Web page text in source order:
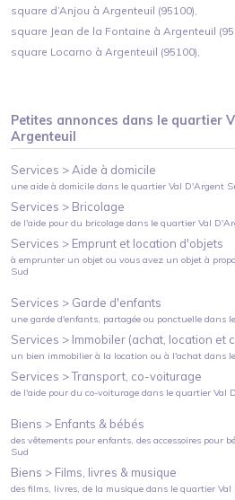
square d’Anjou à Argenteuil (95100),
square Jean de la Fontaine à Argenteuil
square Locarno à Argenteuil (95100),
Petites annonces dans le quartier
Argenteuil
Services > Aide à domicile
une aide à domicile dans le quartierVal D'Argent
Services > Bricolage
de l'aide pour du bricolage dans le quartierVal
Services > Emprunt et location d'objets
à emprunter un objet ou vous avez un objet à
Sud
Services > Garde d'enfants
une garde d'enfants, partagée ou ponctuelle dans
Services > Immobiler (achat, location et
un bien immobilier à la location ou à l'achat dans
Services >Transport, co-voiturage
de l'aide pour du co-voiturage dans le quartierVal
Biens > Enfants & bébés
des vêtements pour enfants, des accessoires pour
Sud
Biens > Films, livres & musique
des films, livres, de la musique dans le quartierVal